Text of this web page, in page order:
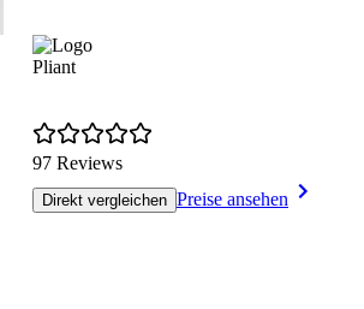
Pliant
97 Reviews
Direkt vergleichen Preise ansehen